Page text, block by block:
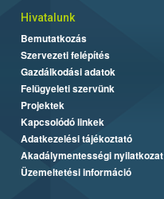
Hivatalunk
Bemutatkozás
Szervezeti felépítés
Gazdálkodási adatok
Felügyeleti szervünk
Projektek
Kapcsolódó linkek
Adatkezelési tájékoztató
Akadálymentességi nyilatkozat
Üzemeltetési információ